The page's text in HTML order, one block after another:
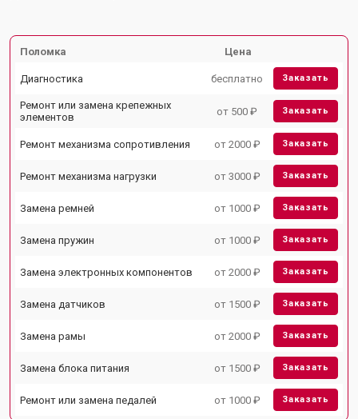
Поломка Цена
Диагностика бесплатно Заказать
Ремонт или замена крепежных
элементов
от 500 ₽ Заказать
Ремонт механизма сопротивления от 2000 ₽ Заказать
Ремонт механизма нагрузки от 3000 ₽ Заказать
Замена ремней от 1000 ₽ Заказать
Замена пружин от 1000 ₽ Заказать
Замена электронных компонентов от 2000 ₽ Заказать
Замена датчиков от 1500 ₽ Заказать
Замена рамы от 2000 ₽ Заказать
Замена блока питания от 1500 ₽ Заказать
Ремонт или замена педалей от 1000 ₽ Заказать